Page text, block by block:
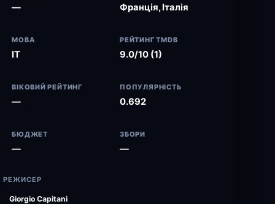
— Франція, Італія
МОВА
IT
РЕЙТИНГ TMDB
9.0/10 (1)
ВІКОВИЙ РЕЙТИНГ
—
ПОПУЛЯРНІСТЬ
0.692
БЮДЖЕТ
—
ЗБОРИ
—
РЕЖИСЕР
Giorgio Capitani